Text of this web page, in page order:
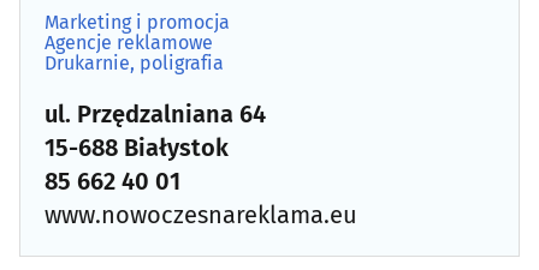
Marketing i promocja
Agencje reklamowe
Drukarnie, poligrafia
ul. Przędzalniana 64
15-688 Białystok
85 662 40 01
www.nowoczesnareklama.eu